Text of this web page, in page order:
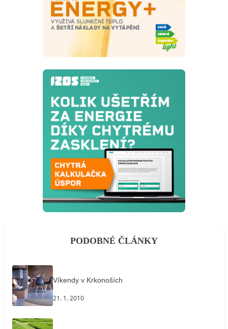
PODOBNÉ ČLÁNKY
Víkendy v Krkonoších
21. 1. 2010